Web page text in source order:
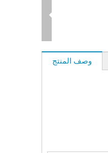
وصف المنتج